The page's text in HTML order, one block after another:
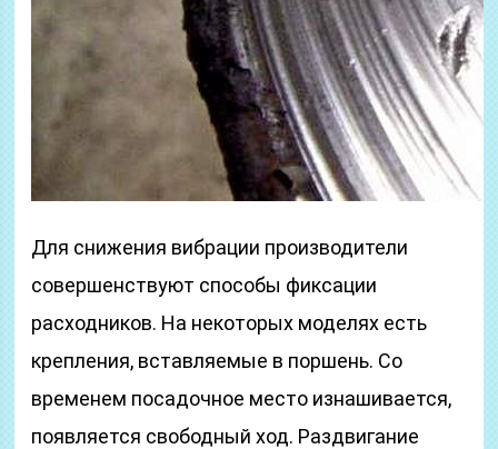
Для снижения вибрации производители
совершенствуют способы фиксации
расходников. На некоторых моделях есть
крепления, вставляемые в поршень. Со
временем посадочное место изнашивается,
появляется свободный ход. Раздвигание